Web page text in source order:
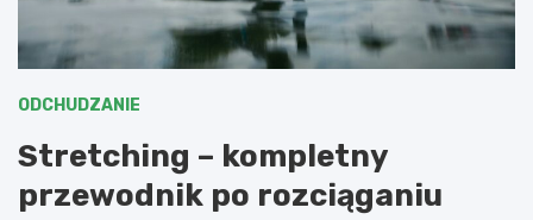
ODCHUDZANIE
Stretching – kompletny
przewodnik po rozciąganiu